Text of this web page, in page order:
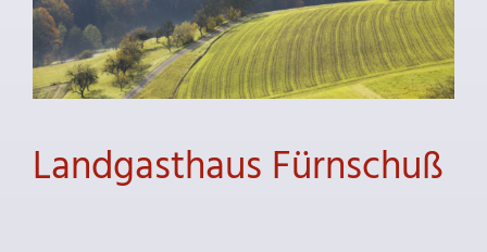
Landgasthaus Fürnschuß